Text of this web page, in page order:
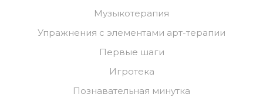
Музыкотерапия
Упражнения с элементами арт-терапии
Первые шаги
Игротека
Познавательная минутка